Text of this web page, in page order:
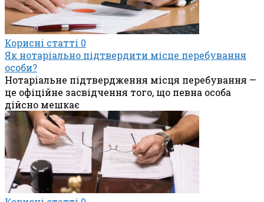
Корисні статті 0
Як нотаріально підтвердити місце перебування
особи?
Нотаріальне підтвердження місця перебування —
це офіційне засвідчення того, що певна особа
дійсно мешкає